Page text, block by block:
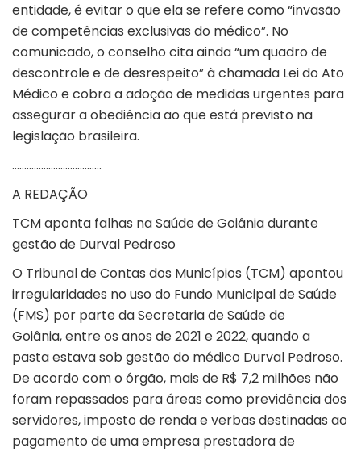
entidade, é evitar o que ela se refere como “invasão
de competências exclusivas do médico”. No
comunicado, o conselho cita ainda “um quadro de
descontrole e de desrespeito” à chamada Lei do Ato
Médico e cobra a adoção de medidas urgentes para
assegurar a obediência ao que está previsto na
legislação brasileira.
……………………………….
A REDAÇÃO
TCM aponta falhas na Saúde de Goiânia durante
gestão de Durval Pedroso
O Tribunal de Contas dos Municípios (TCM) apontou
irregularidades no uso do Fundo Municipal de Saúde
(FMS) por parte da Secretaria de Saúde de
Goiânia, entre os anos de 2021 e 2022, quando a
pasta estava sob gestão do médico Durval Pedroso.
De acordo com o órgão, mais de R$ 7,2 milhões não
foram repassados para áreas como previdência dos
servidores, imposto de renda e verbas destinadas ao
pagamento de uma empresa prestadora de